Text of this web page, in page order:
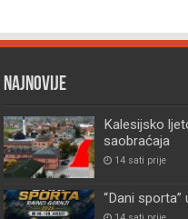
Najnovije
Kalesijsko
saobraćaja
14 sati prije
“Dani